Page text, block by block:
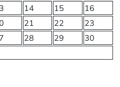
14 15
16
21 22
23
28 29
30